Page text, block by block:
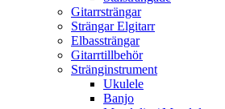
Gitarrsträngar
Strängar Elgitarr
Elbassträngar
Gitarrtillbehör
Stränginstrument
Ukulele
Banjo